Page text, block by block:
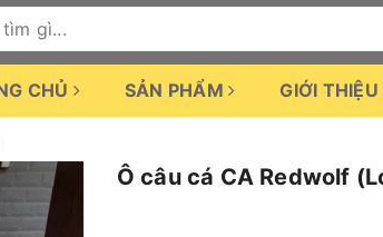
CHỦ SẢN PHẨM GIỚI THIỆU
Ô câu cá CA Redwolf